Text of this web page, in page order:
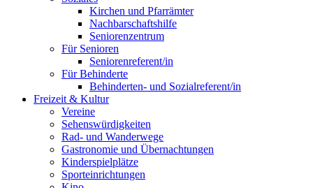
Kirchen und Pfarrämter
Nachbarschaftshilfe
Seniorenzentrum
Für Senioren
Seniorenreferent/in
Für Behinderte
Behinderten- und Sozialreferent/in
Freizeit & Kultur
Vereine
Sehenswürdigkeiten
Rad- und Wanderwege
Gastronomie und Übernachtungen
Kinderspielplätze
Sporteinrichtungen